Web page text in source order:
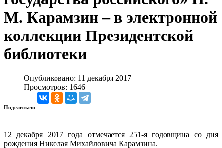
М. Карамзин – в электронной
коллекции Президентской
библиотеки
Опубликовано: 11 декабря 2017
Просмотров: 1646
Поделиться:
12 декабря 2017 года отмечается 251-я годовщина со дня
рождения Николая Михайловича Карамзина.